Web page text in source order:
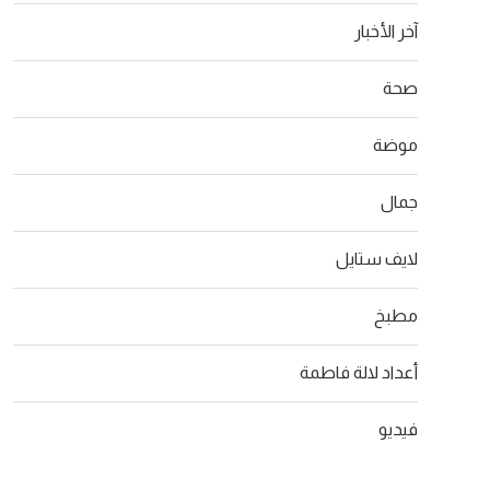
آخر الأخبار
صحة
موضة
جمال
لايف ستايل
مطبخ
أعداد لالة فاطمة
فيديو